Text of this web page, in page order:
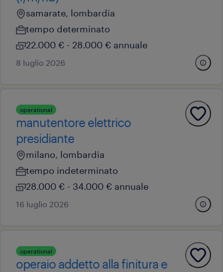
samarate, lombardia
tempo determinato
22.000 € - 28.000 € annuale
8 luglio 2026
operational
manutentore elettrico
presidiante
milano, lombardia
tempo indeterminato
28.000 € - 34.000 € annuale
16 luglio 2026
operational
operaio addetto alla finitura e